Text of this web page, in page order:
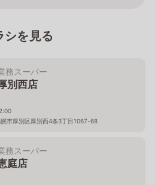
シを見る
務スーパー
別西店
市厚別区厚別西4条3丁目1067-68
務スーパー
庭店